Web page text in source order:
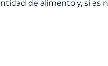
de alimento y, si es